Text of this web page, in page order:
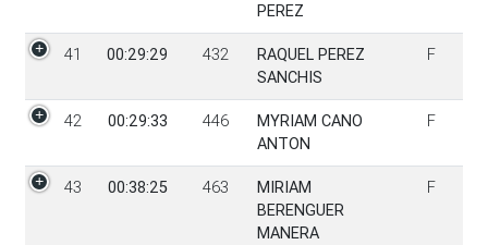
PEREZ
41 00:29:29 432
RAQUEL PEREZ
SANCHIS
F
42 00:29:33 446
MYRIAM CANO
ANTON
F
43 00:38:25 463
MIRIAM
BERENGUER
MANERA
F